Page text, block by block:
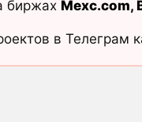
биржах Mexc.com,
в Телеграм